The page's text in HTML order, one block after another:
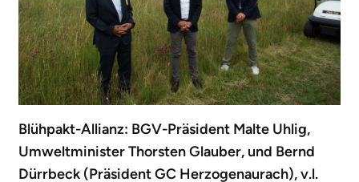
Blühpakt-Allianz: BGV-Präsident Malte Uhlig,
Umweltminister Thorsten Glauber, und Bernd
Dürrbeck (Präsident GC Herzogenaurach), v.l.